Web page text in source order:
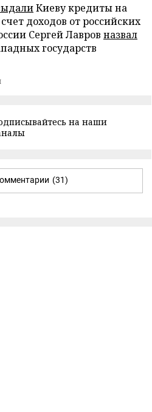
Киеву кредиты на
доходов от российских
Сергей Лавров назвал
государств
на наши
(31)